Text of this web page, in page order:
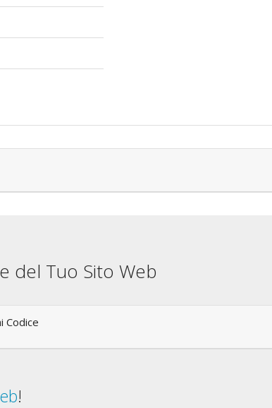
del Tuo Sito Web
Codice
!